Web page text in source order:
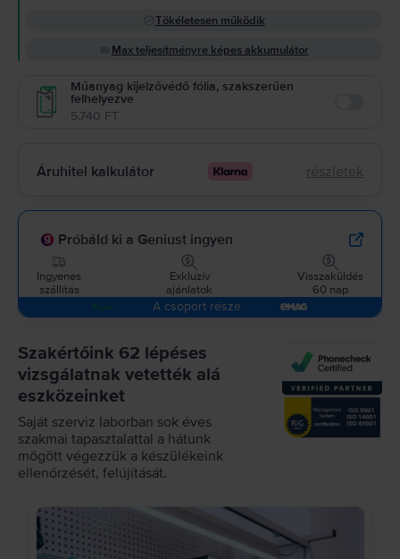
Tökéletesen működik
Max teljesítményre képes akkumulátor
Műanyag kijelzővédő fólia, szakszerűen
felhelyezve
5.740 FT
Áruhitel kalkulátor részletek
Próbáld ki a Geniust ingyen
Ingyenes
szállítás
Exkluzív
ajánlatok
Visszaküldés
60 nap
A csoport része
Szakértőink 62 lépéses
vizsgálatnak vetették alá
eszközeinket
Saját szerviz laborban sok éves
szakmai tapasztalattal a hátunk
mögött végezzük a készülékeink
ellenőrzését, felújítását.